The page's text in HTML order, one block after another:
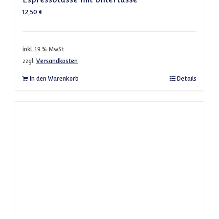
12,50 €
inkl. 19 % MwSt.
zzgl. Versandkosten
In den Warenkorb Details